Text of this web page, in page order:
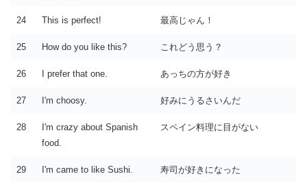
24 This is perfect! 最高じゃん！
25 How do you like this? これどう思う？
26 I prefer that one. あっちの方が好き
27 I'm choosy. 好みにうるさいんだ
28
I'm crazy about Spanish
food.
スペイン料理に目がない
29 I'm came to like Sushi. 寿司が好きになった